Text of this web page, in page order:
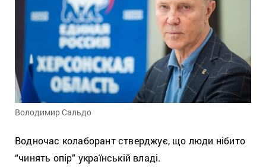
Володимир Сальдо
Водночас колаборант стверджує, що люди нібито
“чинять опір” українській владі.